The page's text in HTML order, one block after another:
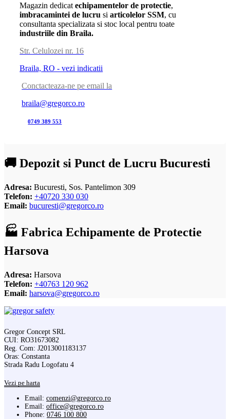
Magazin dedicatechipamentelor de protectie,
imbracamintei de lucru siarticolelor SSM, cu
consultanta specializata si stoc local pentru toate
industriile din Braila.
Str. Celulozei nr. 16
Braila, RO - vezi indicatii
Conctacteaza-ne pe email la
braila@gregorco.ro
0749 389 553
🚚 Depozit si Punct de Lucru Bucuresti
Adresa: Bucuresti, Sos. Pantelimon 309
Telefon: +40720 330 030
Email: bucuresti@gregorco.ro
🏭 Fabrica Echipamente de Protectie
Harsova
Adresa: Harsova
Telefon: +40763 120 962
Email: harsova@gregorco.ro
Gregor Concept SRL
CUI: RO31673082
Reg. Com: J2013001183137
Oras: Constanta
Strada Radu Logofatu 4
Vezi pe harta
Email: comenzi@gregorco.ro
Email: office@gregorco.ro
Phone: 0746 100 800